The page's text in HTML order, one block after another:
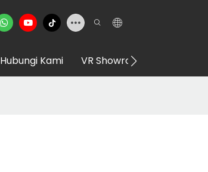
Hubungi Kami VR Showroom